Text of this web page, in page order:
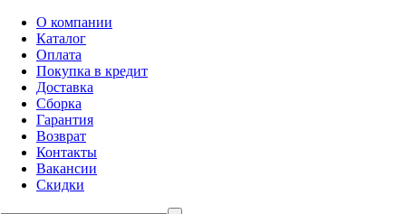
О компании
Каталог
Оплата
Покупка в кредит
Доставка
Сборка
Гарантия
Возврат
Контакты
Вакансии
Скидки